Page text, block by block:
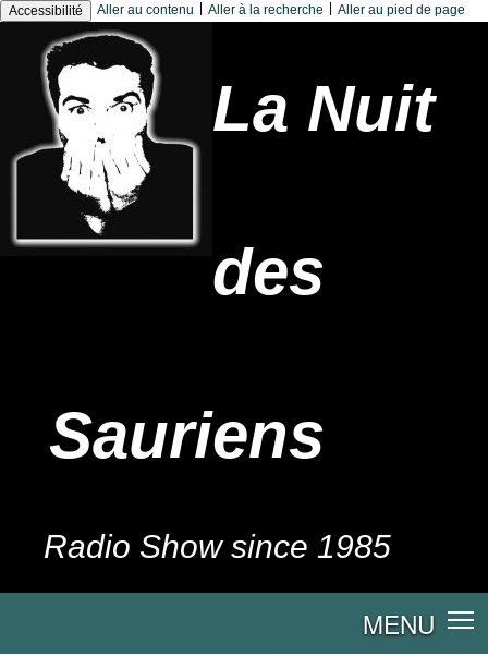
Accessibilité Aller au contenu Aller à la recherche Aller au pied de page
La Nuit
des
Sauriens
Radio Show since 1985
MENU